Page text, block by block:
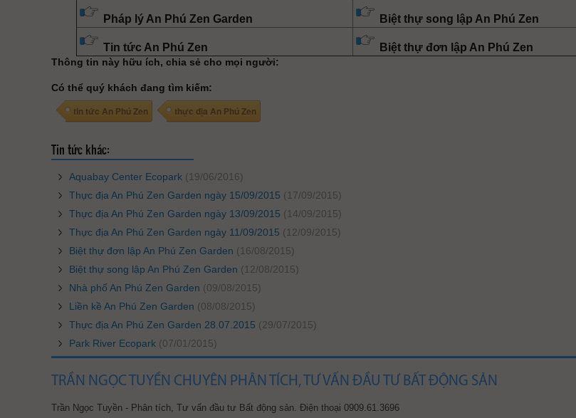
Pháp lý An Phú Zen Garden Biệt thự song lập An Phú Zen
Tin tức An Phú Zen Biệt thự đơn lập An Phú Zen
Thông tin này hữu ích, chia sẻ cho mọi người:
Có thể quý khách đang tìm kiếm:
tin tức An Phú Zen thực địa An Phú Zen
Tin tức khác:
Aquabay Center Ecopark (19/06/2016)
Thực địa An Phú Zen Garden ngày 15/09/2015 (17/09/2015)
Thực địa An Phú Zen Garden ngày 13/09/2015 (14/09/2015)
Thực địa An Phú Zen Garden ngày 11/09/2015 (12/09/2015)
Biệt thự đơn lập An Phú Zen Garden (16/08/2015)
Biệt thự song lập An Phú Zen Garden (12/08/2015)
Nhà phố An Phú Zen Garden (09/08/2015)
Liền kề An Phú Zen Garden (08/08/2015)
Thực địa An Phú Zen Garden 28.07.2015 (29/07/2015)
Park River Ecopark (07/01/2015)
TRẦN NGỌC TUYỀN CHUYÊN PHÂN TÍCH, TƯ VẤN ĐẦU TƯ BẤT ĐỘNG SẢN
Trần Ngọc Tuyền - Phân tích, Tư vấn đầu tư Bất động sản. Điện thoại 0909.61.3696